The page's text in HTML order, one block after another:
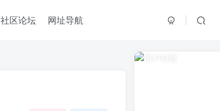
社区论坛 网址导航